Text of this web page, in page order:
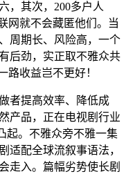
其次，200多户人
网就不会藏匿他们。当
周期长、风险高，一个
后劲，实正取不雅众共
路收益岂不更好！
提高效率、降低成
产品，正在电视剧行业
起。不雅众旁不雅一集
适配全球流叙事语法，
走入。篇幅劣势使长剧